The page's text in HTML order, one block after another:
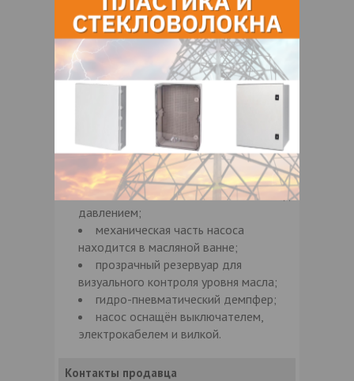
Особенности:
детали, которые контактируют с
перекачиваемыми жидкостями,
выполнены из анодированного
алюминия и нержавеющей стали AISI
303/304;
материал: мембраны и уплотнения
— из материала NBR (бутадиен-
нитрильный каучук);
корпус насоса — изготовлен с
использованием технологии литья под
давлением;
механическая часть насоса
находится в масляной ванне;
прозрачный резервуар для
визуального контроля уровня масла;
гидро-пневматический демпфер;
насос оснащён выключателем,
электрокабелем и вилкой.
Контакты продавца